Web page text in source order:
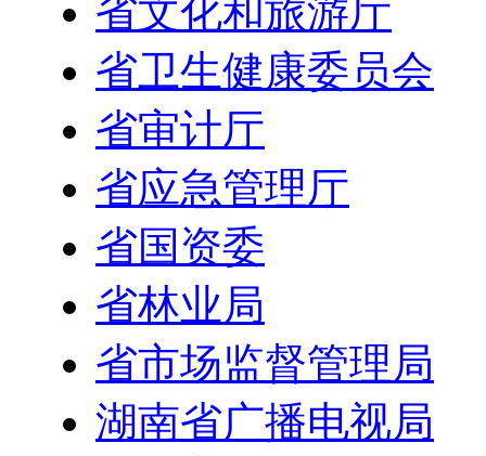
省文化和旅游厅
省卫生健康委员会
省审计厅
省应急管理厅
省国资委
省林业局
省市场监督管理局
湖南省广播电视局